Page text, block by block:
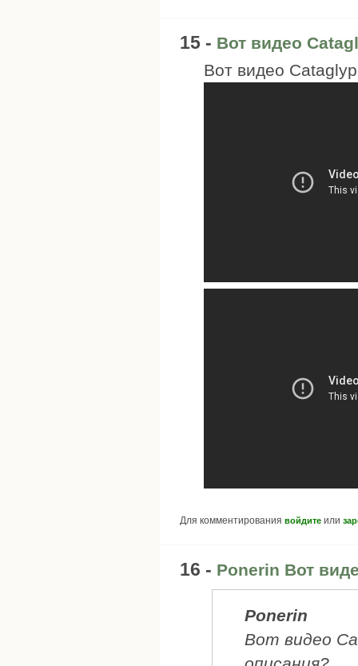
15 - Вот видео
Вот видео
Для комментирования войдите или
16 - Ponerin Вот
Ponerin
Вот видео